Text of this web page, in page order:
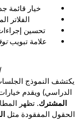
خيار قائمة
الفلاتر
تحسين
علامة تبويب
يكتشف النموذج
الدراسي) ويقدم
المشترك. تظهر
الحقول المفقودة مثل